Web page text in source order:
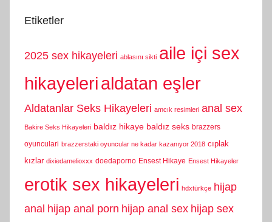
Etiketler
2025 sex hikayeleri ablasını sikti aile içi sex
hikayelerialdatan eşler
Aldatanlar Seks Hikayeleri amcık resimleri anal sex
Bakire Seks Hikayeleri baldız hikaye baldız seks brazzers
oyunculari brazzerstaki oyuncular ne kadar kazanıyor 2018 cıplak
kızlar dixiedamelioxxx doedaporno Ensest Hikaye Ensest Hikayeler
erotik sex hikayeleri hdxtürkçe hijap
anal hijap anal porn hijap anal sex hijap sex